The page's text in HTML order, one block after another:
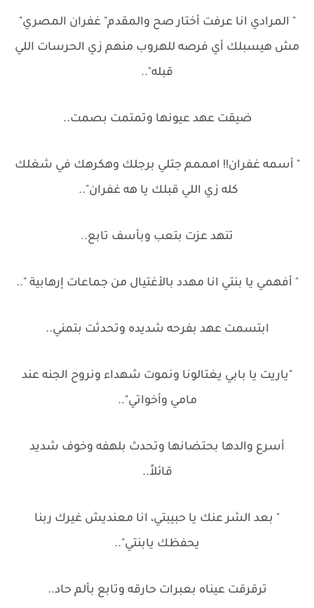
" المرادي انا عرفت أختار صح والمقدم" غفران المصري"
مش هيسبلك أي فرصه للهروب منهم زي الحرسات اللي
قبله"..
ضيقت عهد عيونها وتمتمت بصمت..
" أسمه غفران!! امممم جتلي برجلك وهكرهك في شغلك
كله زي اللي قبلك يا هه غفران"..
تنهد عزت بتعب وبأسف تابع..
" أفهمي يا بنتي انا مهدد بالأغتيال من جماعات إرهابية "..
ابتسمت عهد بفرحه شديده وتحدثت بتمني..
"ياريت يا بابي يغتالونا ونموت شهداء ونروح الجنه عند
مامي وأخواتي"..
أسرع والدها بحتضانها وتحدث بلهفه وخوف شديد
قائلاً..
" بعد الشر عنك يا حبيبتي، انا معنديش غيرك ربنا
يحفظك يابنتي"..
ترقرقت عيناه بعبرات حارقه وتابع بألم حاد..